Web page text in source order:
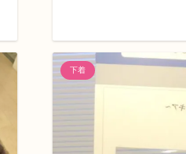
下着